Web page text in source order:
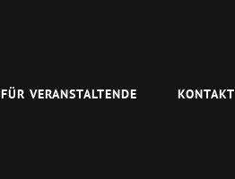
FÜR VERANSTALTENDE KONTAKT